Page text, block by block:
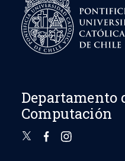
Departamento
Computación